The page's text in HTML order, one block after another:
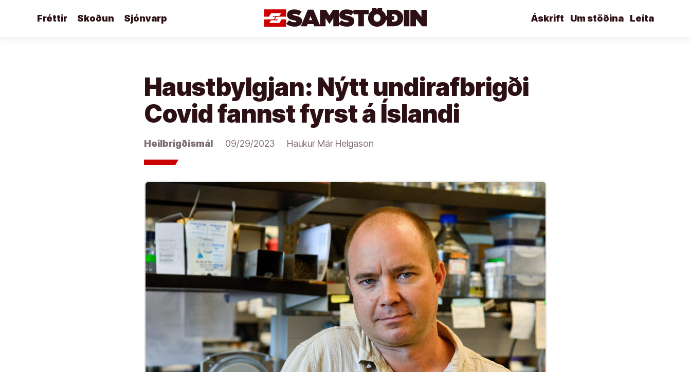
Fréttir Skoðun Sjónvarp Leita
Um stöðina
Áskrift
Haustbylgjan: Nýtt undirafbrigði
Covid fannst fyrst á Íslandi
Heilbrigðismál 09/29/2023 Haukur Már Helgason